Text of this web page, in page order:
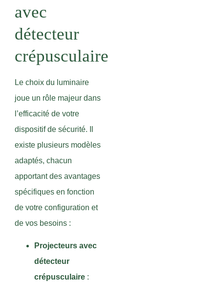
avec
détecteur
crépusculaire
Le choix du luminaire
joue un rôle majeur dans
l’efficacité de votre
dispositif de sécurité. Il
existe plusieurs modèles
adaptés, chacun
apportant des avantages
spécifiques en fonction
de votre configuration et
de vos besoins :
Projecteurs avec
détecteur
crépusculaire :